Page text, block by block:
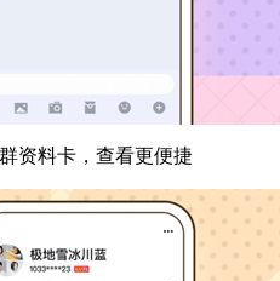
资料卡，查看更便捷